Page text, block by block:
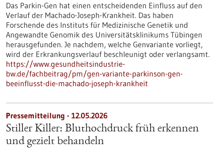
Das Parkin-Gen hat einen entscheidenden Einfluss auf den
Verlauf der Machado-Joseph-Krankheit. Das haben
Forschende des Instituts für Medizinische Genetik und
Angewandte Genomik des Universitätsklinikums Tübingen
herausgefunden. Je nachdem, welche Genvariante vorliegt,
wird der Erkrankungsverlauf beschleunigt oder verlangsamt.
https://www.gesundheitsindustrie-
bw.de/fachbeitrag/pm/gen-variante-parkinson-gen-
beeinflusst-die-machado-joseph-krankheit
Pressemitteilung - 12.05.2026
Stiller Killer: Bluthochdruck früh erkennen
und gezielt behandeln